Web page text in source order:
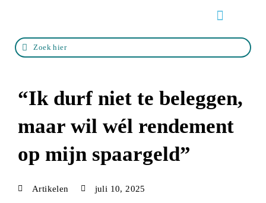
“Ik durf niet te beleggen,
maar wil wél rendement
op mijn spaargeld”
Artikelen juli 10, 2025